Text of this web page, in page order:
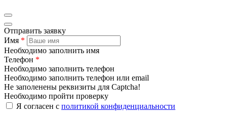
Отправить заявку
Имя *
Необходимо заполнить имя
Телефон *
Необходимо заполнить телефон
Необходимо заполнить телефон или email
Не заполенены реквизиты для Captcha!
Необходимо пройти проверку
Я согласен с политикой конфиденциальности